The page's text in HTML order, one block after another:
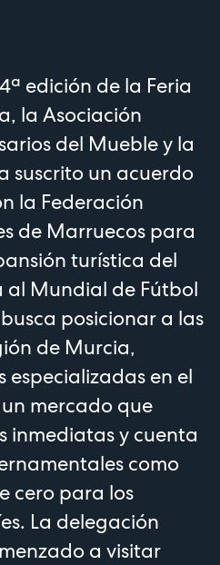
edición de la Feria
la Asociación
del Mueble y la
suscrito un acuerdo
la Federación
de Marruecos para
turística del
al Mundial de Fútbol
posicionar a las
de Murcia,
especializadas en el
mercado que
inmediatas y cuenta
como
cero para los
La delegación
a visitar